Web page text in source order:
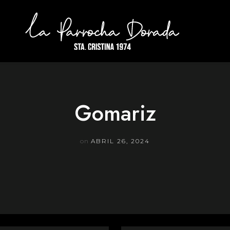
Gomariz
on ABRIL 26, 2024